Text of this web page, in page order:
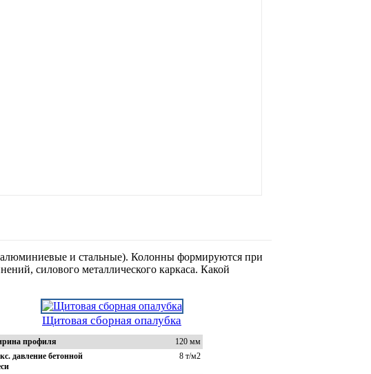
алюминиевые и стальные). Колонны формируются при
силового металлического каркаса. Какой
Щитовая сборная опалубка
профиля
120 мм
давление бетонной
8 т/м2